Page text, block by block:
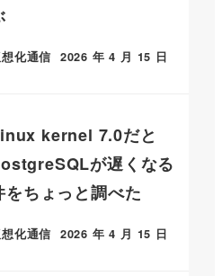
化通信 2026 年 4 月 15 日
kernel 7.0だと
が遅くなる
をちょっと調べた
化通信 2026 年 4 月 15 日